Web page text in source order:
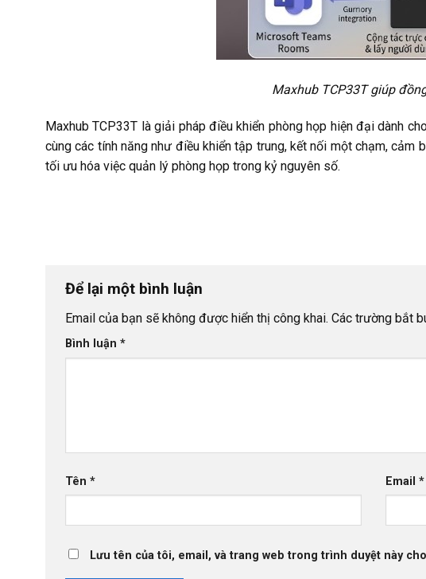
Maxhub TCP33T giúp
Maxhub TCP33T là giải pháp điều khiển phòng họp hiện đại dành
cùng các tính năng như điều khiển tập trung, kết nối một chạm,
tối ưu hóa việc quản lý phòng họp trong kỷ nguyên số.
Để lại một bình luận
Email của bạn sẽ không được hiển thị công khai. Các trường bắt
Bình luận *
Tên * Email*
Lưu tên của tôi, email, và trang web trong trình duyệt này